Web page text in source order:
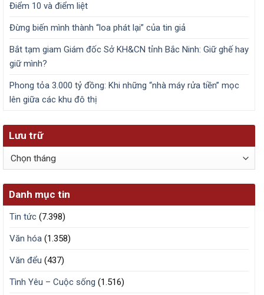
Điểm 10 và điểm liệt
Đừng biến mình thành “loa phát lại” của tin giả
Bắt tạm giam Giám đốc Sở KH&CN tỉnh Bắc Ninh: Giữ ghế hay
giữ mình?
Phong tỏa 3.000 tỷ đồng: Khi những “nhà máy rửa tiền” mọc
lên giữa các khu đô thị
Lưu trữ
Lưu
Danh mục tin
Tin tức (7.398)
Văn hóa (1.358)
Văn đểu (437)
Tình Yêu – Cuộc sống (1.516)